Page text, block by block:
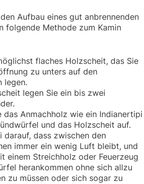
Aufbau eines gut anbrennenden
folgende Methode zum Kamin
flaches Holzscheit, das Sie
zu unters auf den
legen.
legen Sie ein bis zwei
das Anmachholz wie ein Indianertipi
und das Holzscheit auf.
darauf, dass zwischen den
immer ein wenig Luft bleibt, und
einem Streichholz oder Feuerzeug
herankommen ohne sich allzu
zu müssen oder sich sogar zu